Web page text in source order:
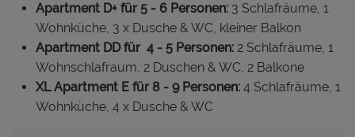
Apartment D+ für 5 - 6 Personen: 3 Schlafräume, 1
Wohnküche, 3 x Dusche & WC, kleiner Balkon
Apartment DD für 4 - 5 Personen: 2 Schlafräume, 1
Wohnschlafraum, 2 Duschen & WC, 2 Balkone
XL Apartment E für 8 - 9 Personen: 4 Schlafräume, 1
Wohnküche, 4 x Dusche & WC